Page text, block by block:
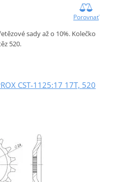
Porovnať
sady až o 10%. Kolečko
520.
CST-1125:17 17T, 520